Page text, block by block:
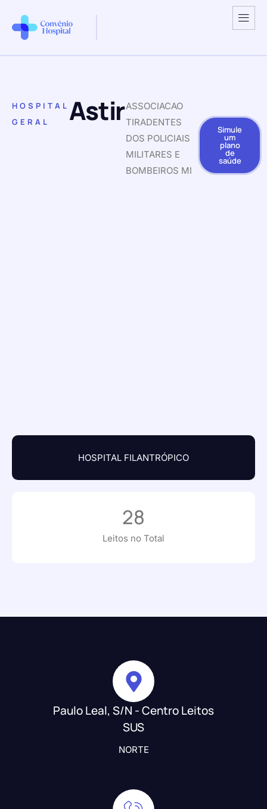
HOSPITAL
GERAL
AstirASSOCIACAO
TIRADENTES
DOS POLICIAIS
MILITARES E
BOMBEIROS MI
Simule
um
plano
de
saúde
HOSPITAL FILANTRÓPICO
Leitos no Total
28
Paulo Leal, S/N - Centro Leitos
SUS
NORTE